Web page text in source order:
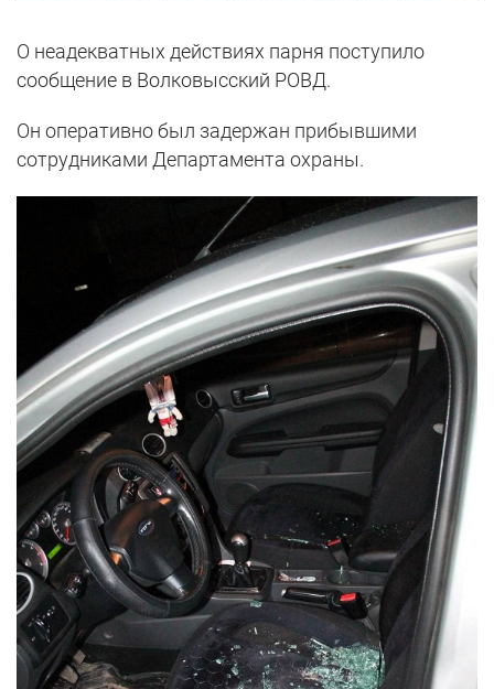
О неадекватных действиях парня поступило
сообщение в Волковысский РОВД.
Он оперативно был задержан прибывшими
сотрудниками Департамента охраны.